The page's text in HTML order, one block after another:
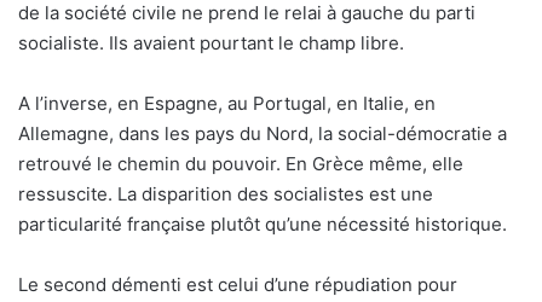
de la société civile ne prend le relai à gauche du parti
socialiste. Ils avaient pourtant le champ libre.
A l’inverse, en Espagne, au Portugal, en Italie, en
Allemagne, dans les pays du Nord, la social-démocratie a
retrouvé le chemin du pouvoir. En Grèce même, elle
ressuscite. La disparition des socialistes est une
particularité française plutôt qu’une nécessité historique.
Le second démenti est celui d’une répudiation pour